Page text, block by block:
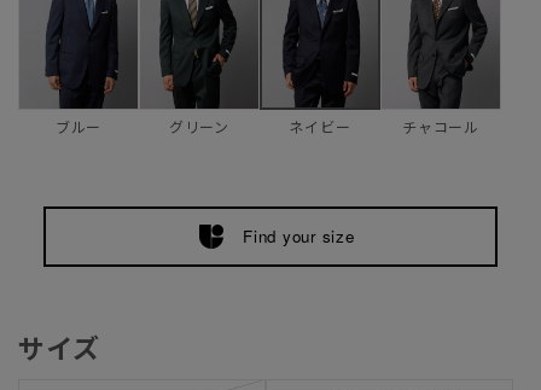
ブルー グリーン ネイビー チャコール
Find your size
サイズ